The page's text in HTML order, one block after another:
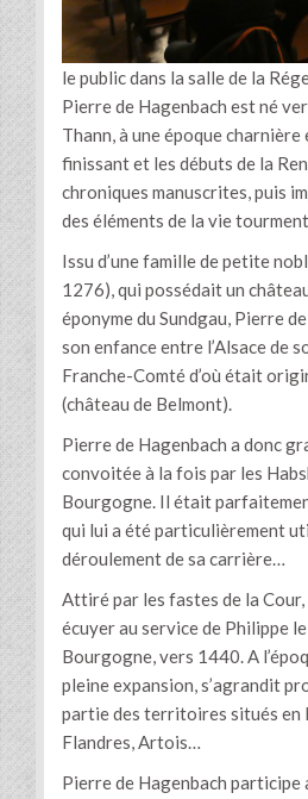
le public dans la salle de la
Pierre de Hagenbach est né
Thann, à une époque
finissant et les débuts de la
chroniques manuscrites, puis
des éléments de la vie
Issu d’une famille de petite
1276), qui possédait un
éponyme du Sundgau, Pierre
son enfance entre l’Alsace de
Franche-Comté d’où était
(château de Belmont).
Pierre de Hagenbach a donc
convoitée à la fois par les
Bourgogne. Il était
qui lui a été particulièrement
déroulement de sa carrière…
Attiré par les fastes de la Cour,
écuyer au service de Philippe
Bourgogne, vers 1440. A
pleine expansion, s’agrandit
partie des territoires situés en
Flandres, Artois…
Pierre de Hagenbach participe